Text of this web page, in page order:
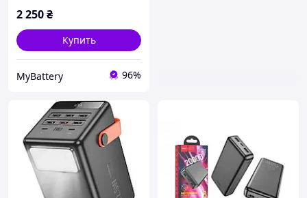
2 250₴
Купить
MyBattery 96%